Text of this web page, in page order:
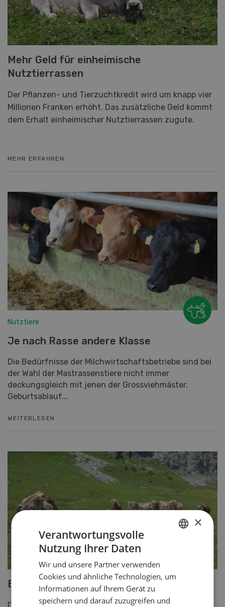
Mehr Geld für einheimische
Nutztierrassen
Der Pflanzen- und Tierzuchtkredit wird um knapp vier
Millionen Franken erhöht. Das zusätzliche Geld kommt
dem Erhalt einheimischer Nutztierrassen zugute.
MEHR ERFAHREN
Nutztiere
Je nach Rasse andere Klasse
Die Bedürfnisse der Milchwirtschaftsbetriebe sind bei
der Wahl der Mastrassenstiere nicht immer
deckungsgleich mit jenen der Grossviehmäster.
Geburtsablauf...
WEITERLESEN
Braunvieh im Milchjahr 2020
Das Braunvieh erreichte im Kalenderjahr 2020 eine
×
Verantwortungsvolle
Nutzung Ihrer Daten
Wir und unsere Partner verwenden
Cookies und ähnliche Technologien, um
Informationen auf Ihrem Gerät zu
speichern und darauf zuzugreifen und